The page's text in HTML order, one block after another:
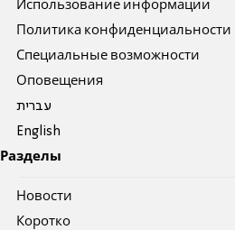
Использование информации
Политика конфиденциальности
Специальные возможности
Оповещения
עברית
English
Разделы
Новости
Коротко